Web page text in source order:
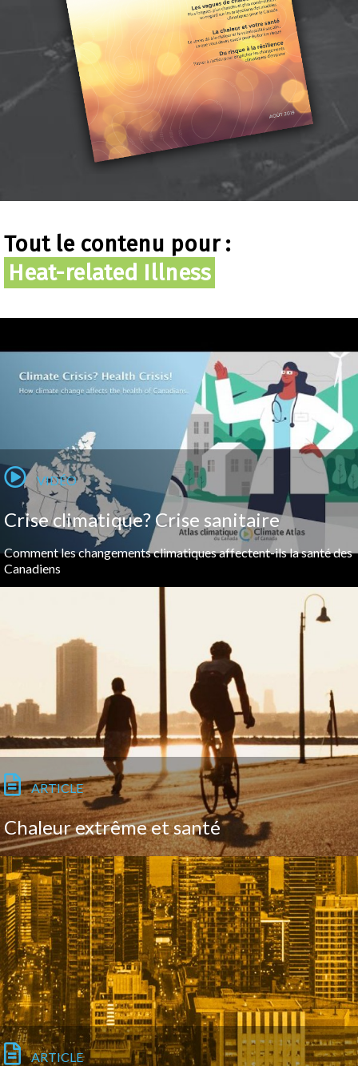
Tout le contenu pour :
Heat-related Illness
VIDÉO
Crise climatique? Crise sanitaire
Comment les changements climatiques affectent-ils la santé des
Canadiens
ARTICLE
Chaleur extrême et santé
ARTICLE